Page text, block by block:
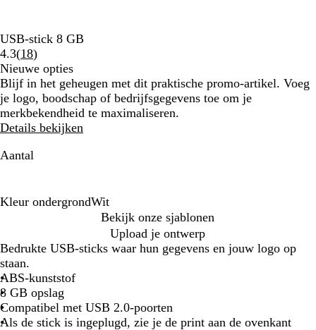
USB-stick 8 GB
4.3(18Lees
18
klantbeoordelingen
)
Nieuwe opties
Blijf in het geheugen met dit praktische promo-artikel. Voeg
je logo, boodschap of bedrijfsgegevens toe om je
merkbekendheid te maximaliseren.
Details bekijken
Aantal
Kleur ondergrondWit
t
Bekijk onze sjablonen
Upload je ontwerp
Bedrukte USB-sticks waar hun gegevens en jouw logo op
staan.
ABS-kunststof
8 GB opslag
Compatibel met USB 2.0-poorten
Als de stick is ingeplugd, zie je de print aan de ovenkant